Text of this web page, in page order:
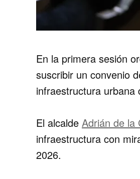
En la primera sesión
suscribir un convenio
infraestructura urbana
El alcalde Adrián de la
infraestructura con
2026.